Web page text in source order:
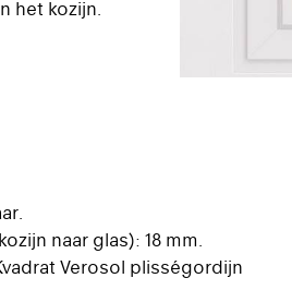
het kozijn.
naar glas): 18 mm.
Verosol plisségordijn